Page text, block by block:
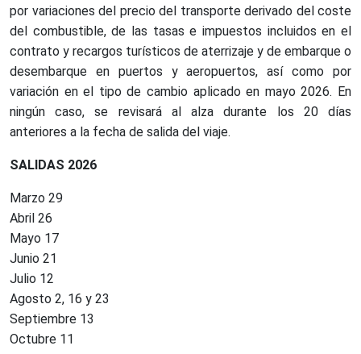
por variaciones del precio del transporte derivado del coste
del combustible, de las tasas e impuestos incluidos en el
contrato y recargos turísticos de aterrizaje y de embarque o
desembarque en puertos y aeropuertos, así como por
variación en el tipo de cambio aplicado en mayo 2026. En
ningún caso, se revisará al alza durante los 20 días
anteriores a la fecha de salida del viaje.
SALIDAS 2026
Marzo 29
Abril 26
Mayo 17
Junio 21
Julio 12
Agosto 2, 16 y 23
Septiembre 13
Octubre 11